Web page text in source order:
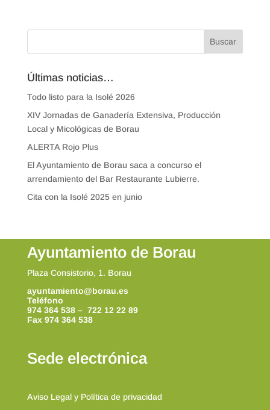
Últimas noticias…
Todo listo para la Isolé 2026
XIV Jornadas de Ganadería Extensiva, Producción
Local y Micológicas de Borau
ALERTA Rojo Plus
El Ayuntamiento de Borau saca a concurso el
arrendamiento del Bar Restaurante Lubierre.
Cita con la Isolé 2025 en junio
Ayuntamiento de Borau
Plaza Consistorio, 1. Borau
ayuntamiento@borau.es
Teléfono
974 364 538 – 722 12 22 89
Fax 974 364 538
Sede electrónica
Aviso Legal y Política de privacidad